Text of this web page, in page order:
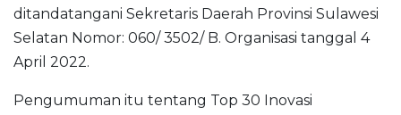
ditandatangani Sekretaris Daerah Provinsi Sulawesi
Selatan Nomor: 060/ 3502/ B. Organisasi tanggal 4
April 2022.
Pengumuman itu tentang Top 30 Inovasi